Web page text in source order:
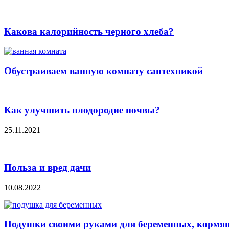
Какова калорийность черного хлеба?
Обустраиваем ванную комнату сантехникой
Как улучшить плодородие почвы?
25.11.2021
Польза и вред дачи
10.08.2022
Подушки своими руками для беременных,